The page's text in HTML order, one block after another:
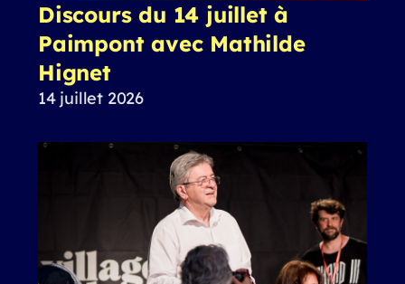
Discours du 14 juillet à
Paimpont avec Mathilde
Hignet
14 juillet 2026